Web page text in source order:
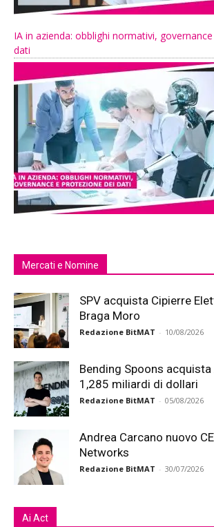
IA in azienda: obblighi normativi,
dati
Mercati e Nomine
SPV acquista Cipierre
Braga Moro
Redazione BitMAT - 10/08/2026
Bending Spoons
1,285 miliardi di dollari
Redazione BitMAT - 05/08/2026
Andrea Carcano nuovo
Networks
Redazione BitMAT - 30/07/2026
Ai Act